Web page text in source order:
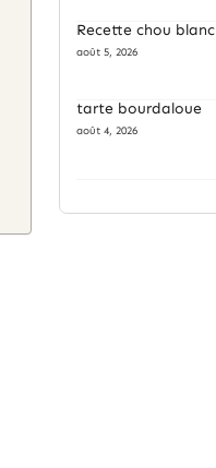
Recette chou blanc
août 5, 2026
tarte bourdaloue
août 4, 2026